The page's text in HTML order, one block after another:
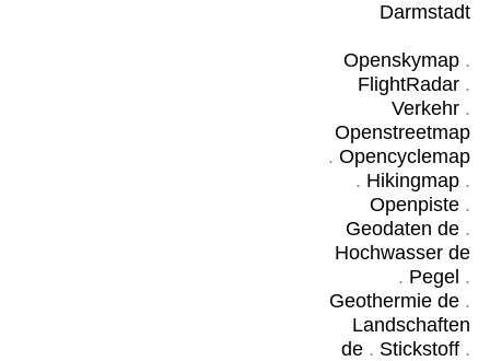
Darmstadt
Openskymap.
FlightRadar.
Verkehr.
Openstreetmap
. Opencyclemap
. Hikingmap.
Openpiste.
Geodaten de.
Hochwasser de
. Pegel .
Geothermie de.
Landschaften
de. Stickstoff.